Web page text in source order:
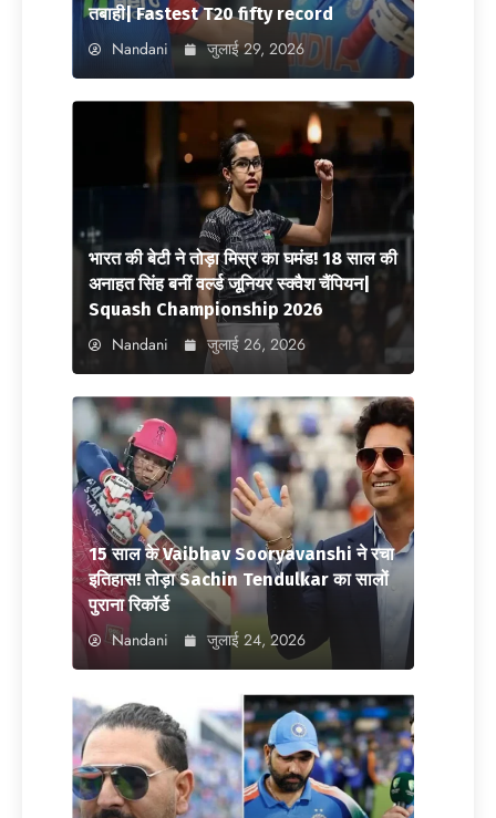
तबाही| Fastest T20 fifty record
Nandani जुलाई 29, 2026
भारत की बेटी ने तोड़ा मिस्र का घमंड! 18 साल की
अनाहत सिंह बनीं वर्ल्ड जूनियर स्क्वैश चैंपियन|
Squash Championship 2026
Nandani जुलाई 26, 2026
15 साल के Vaibhav Sooryavanshi ने रचा
इतिहास! तोड़ा Sachin Tendulkar का सालों
पुराना रिकॉर्ड
Nandani जुलाई 24, 2026